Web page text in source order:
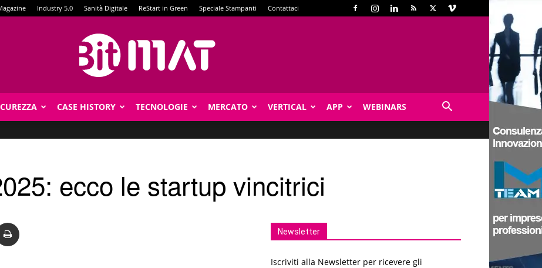
Industry 5.0 Sanità Digitale ReStart in Green Speciale Stampanti Contattaci
CASE HISTORY TECNOLOGIE MERCATO VERTICAL APP WEBINARS
ecco le startup vincitrici
Newsletter
Iscriviti alla Newsletter per ricevere gli